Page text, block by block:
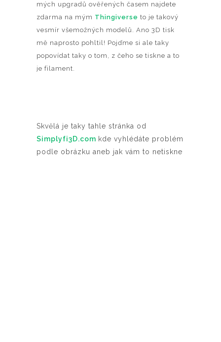
mých upgradů ověřených časem najdete
zdarma na mým Thingiverse to je takový
vesmír všemožných modelů. Ano 3D tisk
mě naprosto pohltil! Pojďme si ale taky
popovídat taky o tom, z čeho se tiskne a to
je filament.
Skvělá je taky tahle stránka od
Simplyfi3D.com kde vyhlédáte problém
podle obrázku aneb jak vám to netiskne